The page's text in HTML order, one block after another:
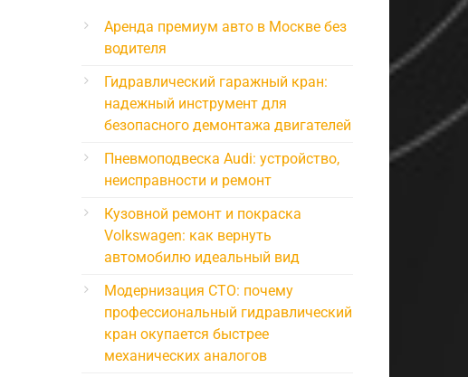
Аренда премиум авто в Москве без
водителя
Гидравлический гаражный кран:
надежный инструмент для
безопасного демонтажа двигателей
Пневмоподвеска Audi: устройство,
неисправности и ремонт
Кузовной ремонт и покраска
Volkswagen: как вернуть
автомобилю идеальный вид
Модернизация СТО: почему
профессиональный гидравлический
кран окупается быстрее
механических аналогов